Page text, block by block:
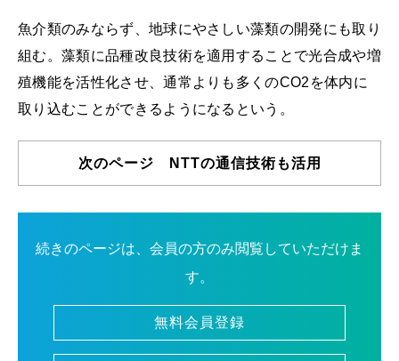
魚介類のみならず、地球にやさしい藻類の開発にも取り
組む。藻類に品種改良技術を適用することで光合成や増
殖機能を活性化させ、通常よりも多くのCO2を体内に
取り込むことができるようになるという。
次のページ NTTの通信技術も活用
続きのページは、会員の方のみ閲覧していただけま
す。
無料会員登録